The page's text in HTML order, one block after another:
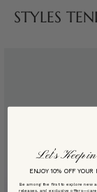
STYLES
Let’s Keep
ENJOY 10% OFF YOUR
Be among the first to explore new
releases, and exclusive